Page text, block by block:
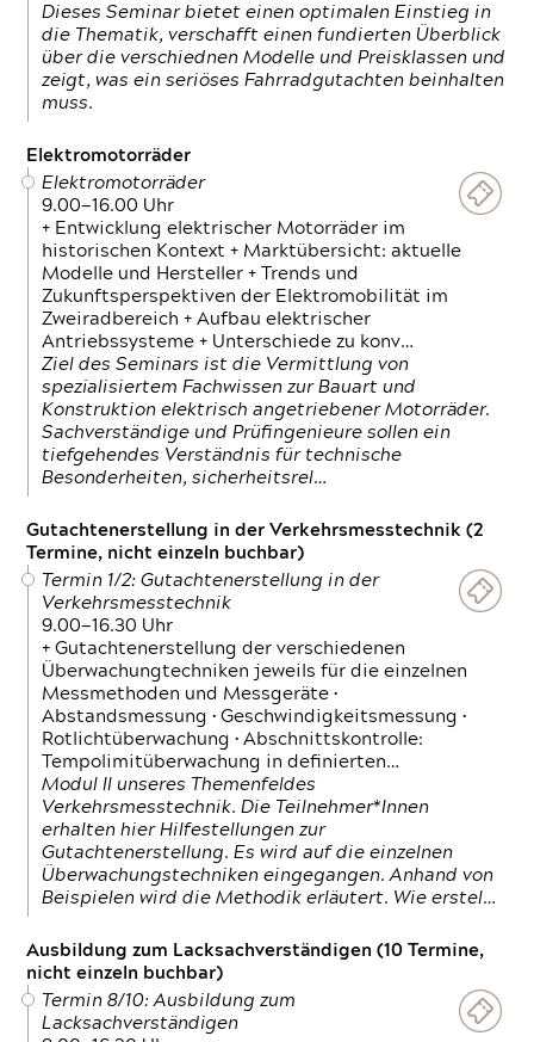
Dieses Seminar bietet einen optimalen Einstieg in
die Thematik, verschafft einen fundierten Überblick
über die verschiednen Modelle und Preisklassen und
zeigt, was ein seriöses Fahrradgutachten beinhalten
muss.
Elektromotorräder
Elektromotorräder
9.00—16.00 Uhr
+ Entwicklung elektrischer Motorräder im
historischen Kontext + Marktübersicht: aktuelle
Modelle und Hersteller + Trends und
Zukunftsperspektiven der Elektromobilität im
Zweiradbereich + Aufbau elektrischer
Antriebssysteme + Unterschiede zu konv…
Ziel des Seminars ist die Vermittlung von
spezialisiertem Fachwissen zur Bauart und
Konstruktion elektrisch angetriebener Motorräder.
Sachverständige und Prüfingenieure sollen ein
tiefgehendes Verständnis für technische
Besonderheiten, sicherheitsrel…
Gutachtenerstellung in der Verkehrsmesstechnik (2
Termine, nicht einzeln buchbar)
Termin 1/2: Gutachtenerstellung in der
Verkehrsmesstechnik
9.00—16.30 Uhr
+ Gutachtenerstellung der verschiedenen
Überwachungtechniken jeweils für die einzelnen
Messmethoden und Messgeräte •
Abstandsmessung • Geschwindigkeitsmessung •
Rotlichtüberwachung • Abschnittskontrolle:
Tempolimitüberwachung in definierten…
Modul II unseres Themenfeldes
Verkehrsmesstechnik. Die Teilnehmer*Innen
erhalten hier Hilfestellungen zur
Gutachtenerstellung. Es wird auf die einzelnen
Überwachungstechniken eingegangen. Anhand von
Beispielen wird die Methodik erläutert. Wie erstel…
Ausbildung zum Lacksachverständigen (10 Termine,
nicht einzeln buchbar)
Termin 8/10: Ausbildung zum
Lacksachverständigen